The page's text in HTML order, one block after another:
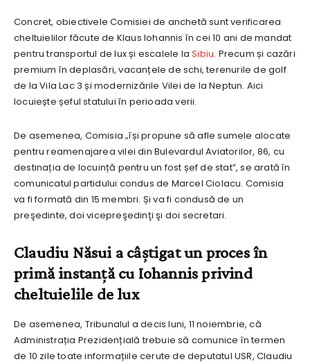
Concret, obiectivele Comisiei de anchetă sunt verificarea
cheltuielilor făcute de Klaus Iohannis în cei 10 ani de mandat
pentru transportul de lux și escalele laSibiu. Precum și cazări
premium în deplasări, vacanțele de schi, terenurile de golf
de la Vila Lac 3 și modernizările Vilei de la Neptun. Aici
locuiește șeful statului în perioada verii.
De asemenea, Comisia „își propune să afle sumele alocate
pentru reamenajarea vilei din Bulevardul Aviatorilor, 86, cu
destinația de locuință pentru un fost șef de stat”, se arată în
comunicatul partidului condus de Marcel Ciolacu. Comisia
va fi formată din 15 membri. Și va fi condusă de un
preşedinte, doi vicepreşedinţi şi doi secretari.
Claudiu Năsui a câștigat un proces în
primă instanță cu Iohannis privind
cheltuielile de lux
De asemenea, Tribunalul a decis luni, 11 noiembrie, că
Administrația Prezidențială trebuie să comunice în termen
de 10 zile toate informațiile cerute de deputatul USR, Claudiu